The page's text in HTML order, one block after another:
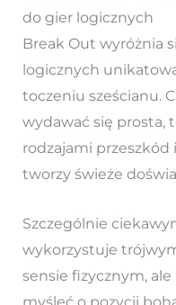
do gier logicznych
Break Out wyróżnia
logicznych
toczeniu sześcianu.
wydawać się prosta,
rodzajami
tworzy świeże
Szczególnie
wykorzystuje
sensie fizycznym,